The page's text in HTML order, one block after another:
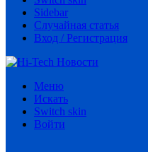
Sidebar
Случайная статья
Вход / Регистрация
Меню
Искать
Switch skin
Войти